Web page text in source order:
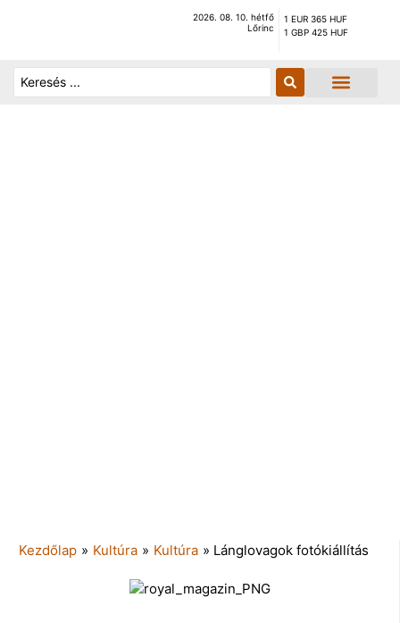
2026. 08. 10. hétfő
Lőrinc
1 EUR 365 HUF
1 GBP 425 HUF
Kezdőlap » Kultúra » Kultúra » Lánglovagok fotókiállítás